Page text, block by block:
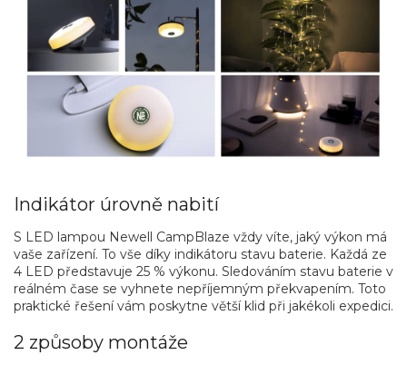
Indikátor úrovně nabití
S LED lampou Newell CampBlaze vždy víte, jaký výkon má
vaše zařízení. To vše díky indikátoru stavu baterie. Každá ze
4 LED představuje 25 % výkonu. Sledováním stavu baterie v
reálném čase se vyhnete nepříjemným překvapením. Toto
praktické řešení vám poskytne větší klid při jakékoli expedici.
2 způsoby montáže